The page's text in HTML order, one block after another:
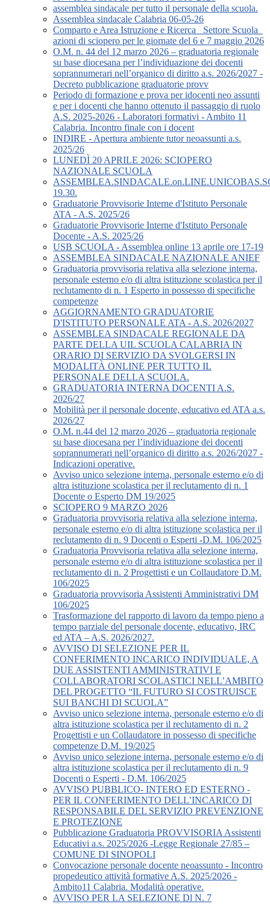
assemblea sindacale per tutto il personale della scuola.
Assemblea sindacale Calabria 06-05-26
Comparto e Area Istruzione e Ricerca_ Settore Scuola_
azioni di sciopero per le giornate del 6 e 7 maggio 2026
O.M. n. 44 del 12 marzo 2026 – graduatoria regionale
su base diocesana per l’individuazione dei docenti
soprannumerari nell’organico di diritto a.s. 2026/2027 -
Decreto pubblicazione graduatorie provv
Periodo di formazione e prova per idocenti neo assunti
e per i docenti che hanno ottenuto il passaggio di ruolo
A.S. 2025-2026 - Laboratori formativi - Ambito 11
Calabria. Incontro finale con i docent
INDIRE - Apertura ambiente tutor neoassunti a.s.
2025/26
LUNEDÌ 20 APRILE 2026: SCIOPERO
NAZIONALE SCUOLA
19.30.
Graduatorie Provvisorie Interne d'Istituto Personale
ATA - A.S. 2025/26
Graduatorie Provvisorie Interne d'Istituto Personale
Docente - A.S. 2025/26
USB SCUOLA - Assemblea online 13 aprile ore 17-19
ASSEMBLEA SINDACALE NAZIONALE ANIEF
Graduatoria provvisoria relativa alla selezione interna,
personale esterno e/o di altra istituzione scolastica per il
reclutamento di n. 1 Esperto in possesso di specifiche
competenze
AGGIORNAMENTO GRADUATORIE
D'ISTITUTO PERSONALE ATA - A.S. 2026/2027
ASSEMBLEA SINDACALE REGIONALE DA
PARTE DELLA UIL SCUOLA CALABRIA IN
ORARIO DI SERVIZIO DA SVOLGERSI IN
MODALITÀ ONLINE PER TUTTO IL
PERSONALE DELLA SCUOLA.
GRADUATORIA INTERNA DOCENTI A.S.
2026/27
Mobilità per il personale docente, educativo ed ATA a.s.
2026/27
O.M. n.44 del 12 marzo 2026 – graduatoria regionale
su base diocesana per l’individuazione dei docenti
soprannumerari nell’organico di diritto a.s. 2026/2027 -
Indicazioni operative.
Avviso unico selezione interna, personale esterno e/o di
altra istituzione scolastica per il reclutamento di n. 1
Docente o Esperto DM 19/2025
SCIOPERO 9 MARZO 2026
Graduatoria provvisoria relativa alla selezione interna,
personale esterno e/o di altra istituzione scolastica per il
reclutamento di n. 9 Docenti o Esperti -D.M. 106/2025
Graduatoria Provvisoria relativa alla selezione interna,
personale esterno e/o di altra istituzione scolastica per il
reclutamento di n. 2 Progettisti e un Collaudatore D.M.
106/2025
Graduatoria provvisoria Assistenti Amministrativi DM
106/2025
Trasformazione del rapporto di lavoro da tempo pieno a
tempo parziale del personale docente, educativo, IRC
ed ATA – A.S. 2026/2027.
AVVISO DI SELEZIONE PER IL
CONFERIMENTO INCARICO INDIVIDUALE, A
DUE ASSISTENTI AMMINISTRATIVI E
COLLABORATORI SCOLASTICI NELL’AMBITO
DEL PROGETTO “IL FUTURO SI COSTRUISCE
SUI BANCHI DI SCUOLA”
Avviso unico selezione interna, personale esterno e/o di
altra istituzione scolastica per il reclutamento di n. 2
Progettisti e un Collaudatore in possesso di specifiche
competenze D.M. 19/2025
Avviso unico selezione interna, personale esterno e/o di
altra istituzione scolastica per il reclutamento di n. 9
Docenti o Esperti - D.M. 106/2025
AVVISO PUBBLICO- INTERO ED ESTERNO -
PER IL CONFERIMENTO DELL’INCARICO DI
RESPONSABILE DEL SERVIZIO PREVENZIONE
E PROTEZIONE
Pubblicazione Graduatoria PROVVISORIA Assistenti
Educativi a.s. 2025/2026 -Legge Regionale 27/85 –
COMUNE DI SINOPOLI
Convocazione personale docente neoassunto - Incontro
propedeutico attività formative A.S. 2025/2026 -
Ambito11 Calabria. Modalità operative.
AVVISO PER LA SELEZIONE Dl N. 7